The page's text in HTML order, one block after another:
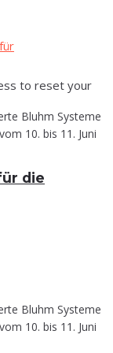
Bluhm Systeme
10. bis 11. Juni
die
Bluhm Systeme
10. bis 11. Juni
to reset your